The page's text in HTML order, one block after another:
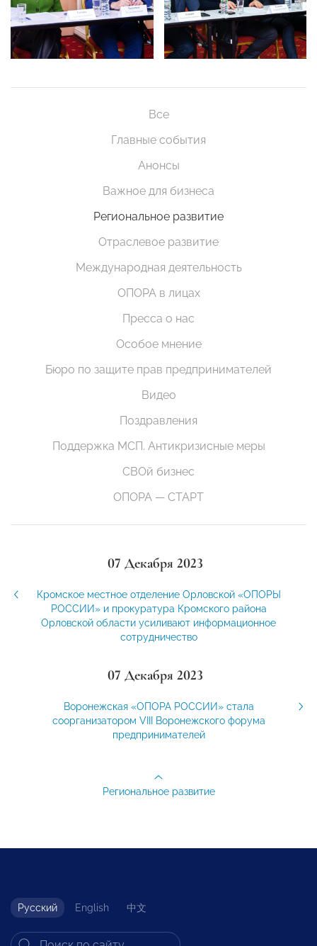
Все
Главные события
Анонсы
Важное для бизнеса
Региональное развитие
Отраслевое развитие
Международная деятельность
ОПОРА в лицах
Пресса о нас
Особое мнение
Бюро по защите прав предпринимателей
Видео
Поздравления
Поддержка МСП. Антикризисные меры
СВОй бизнес
ОПОРА — СТАРТ
07 Декабря 2023
Кромское местное отделение Орловской «ОПОРЫ
РОССИИ» и прокуратура Кромского района
Орловской области усиливают информационное
сотрудничество
07 Декабря 2023
Воронежская «ОПОРА РОССИИ» стала
соорганизатором VIII Воронежского форума
предпринимателей
Региональное развитие
Русский English 中文